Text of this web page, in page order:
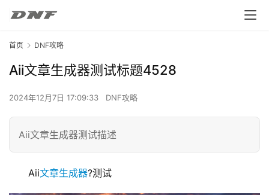
首页 DNF攻略
Aii文章生成器测试标题4528
2024年12月7日 17:09:33 DNF攻略
Aii文章生成器测试描述
Aii文章生成器?测试